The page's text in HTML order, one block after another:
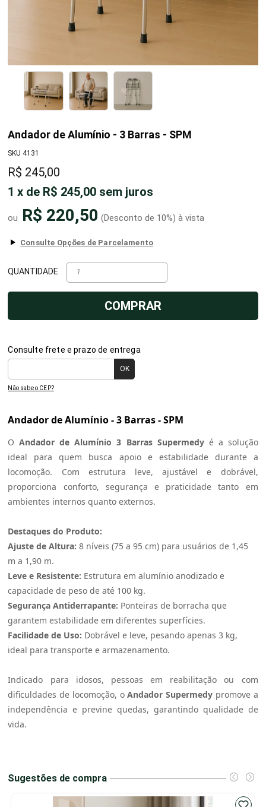
Andador de Alumínio - 3 Barras - SPM
SKU 4131
R$ 245,00
1 x de R$ 245,00 sem juros
R$ 220,50 (Desconto de 10%)
QUANTIDADE
COMPRAR
Consulte frete e prazo de entrega
Não sabe o CEP?
Andador de Alumínio - 3 Barras - SPM
OAndador de Alumínio 3 Barras Supermedyé a solução
ideal para quem busca apoio e estabilidade durante a
locomoção. Com estrutura leve, ajustável e dobrável,
proporciona conforto, segurança e praticidade tanto em
ambientes internos quanto externos.
Destaques do Produto:
Ajuste de Altura: 8 níveis (75 a 95 cm) para usuários de 1,45
m a 1,90 m.
Leve e Resistente: Estrutura em alumínio anodizado e
capacidade de peso de até 100 kg.
Segurança Antiderrapante: Ponteiras de borracha que
garantem estabilidade em diferentes superfícies.
Facilidade de Uso: Dobrável e leve, pesando apenas 3 kg,
ideal para transporte e armazenamento.
Indicado para idosos, pessoas em reabilitação ou com
dificuldades de locomoção, oAndador Supermedy promove a
independência e previne quedas, garantindo qualidade de
vida.
Sugestões de compra